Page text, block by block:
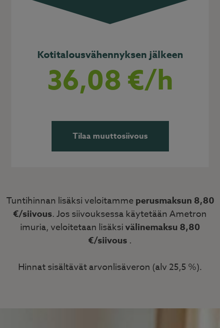
Kotitalousvähennyksen jälkeen
36,08 €/h
Tilaa muuttosiivous
Tuntihinnan lisäksi veloitamme perusmaksun 8,80
€/siivous. Jos siivouksessa käytetään Ametron
imuria, veloitetaan lisäksivälinemaksu 8,80
€/siivous.
Hinnat sisältävät arvonlisäveron (alv 25,5 %).